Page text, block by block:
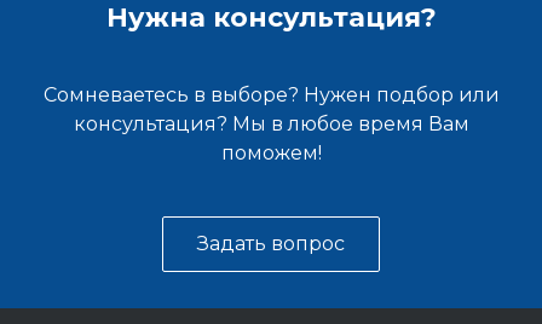
Нужна консультация?
Сомневаетесь в выборе? Нужен подбор или
консультация? Мы в любое время Вам
поможем!
Задать вопрос